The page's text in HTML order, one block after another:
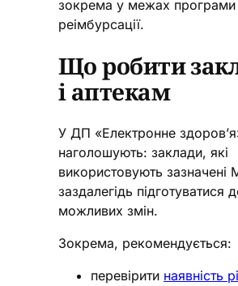
зокрема у межах програми
реімбурсації.
Що робити
і аптекам
У ДП «Електронне
наголошують: заклади, які
використовують зазначені
заздалегідь підготуватися
можливих змін.
Зокрема, рекомендується:
перевірити наявність